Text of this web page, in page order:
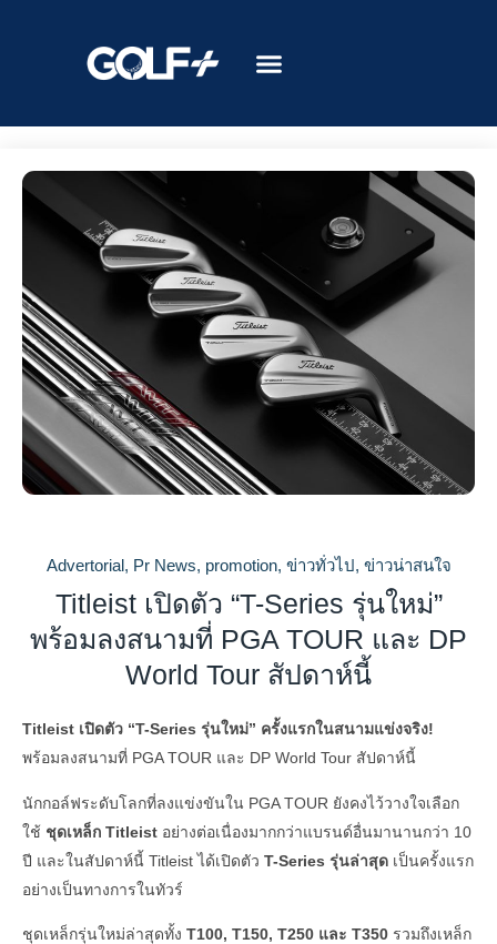
Advertorial, Pr News, promotion, ข่าวทั่วไป, ข่าวน่าสนใจ
Titleist เปิดตัว “T-Series รุ่นใหม่”
พร้อมลงสนามที่ PGA TOUR และ DP
World Tour สัปดาห์นี้
Titleist เปิดตัว “T-Series รุ่นใหม่” ครั้งแรกในสนามแข่งจริง!
พร้อมลงสนามที่ PGA TOUR และ DP World Tour สัปดาห์นี้
นักกอล์ฟระดับโลกที่ลงแข่งขันใน PGA TOUR ยังคงไว้วางใจเลือก
ใช้ ชุดเหล็ก Titleist อย่างต่อเนื่องมากกว่าแบรนด์อื่นมานานกว่า 10
ปี และในสัปดาห์นี้ Titleist ได้เปิดตัว T-Series รุ่นล่าสุด เป็นครั้งแรก
อย่างเป็นทางการในทัวร์
ชุดเหล็กรุ่นใหม่ล่าสุดทั้ง T100, T150, T250 และ T350 รวมถึงเหล็ก